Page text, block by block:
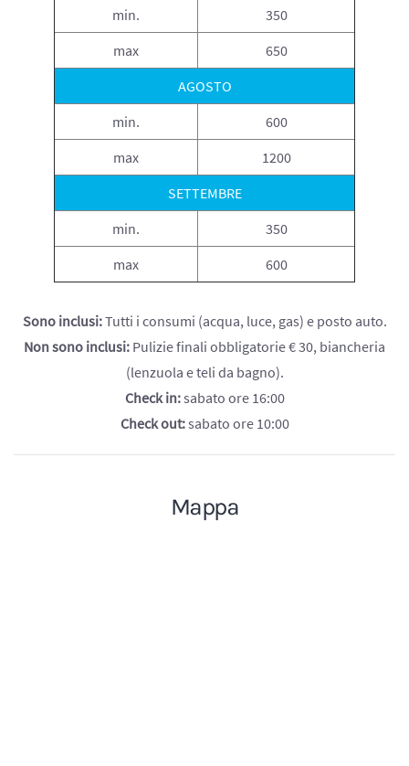
min.
350
max
650
AGOSTO
min.
600
max
1200
SETTEMBRE
min.
350
max
600
Sono inclusi:Tutti i consumi (acqua, luce, gas) e posto auto.
Non sono inclusi: Pulizie finali obbligatorie € 30, biancheria
(lenzuola e teli da bagno).
Check in:sabato ore 16:00
Check out:sabato ore 10:00
Mappa